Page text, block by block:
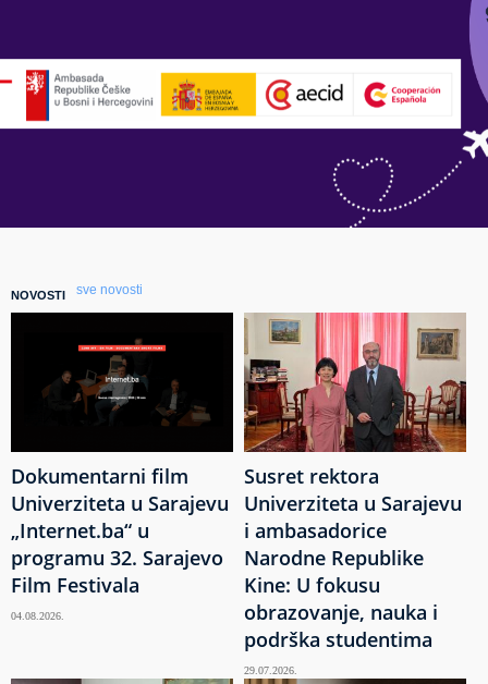
NOVOSTI sve novosti
Dokumentarni film
Univerziteta u Sarajevu
„Internet.ba“ u
programu 32. Sarajevo
Film Festivala
04.08.2026.
Susret rektora
Univerziteta u Sarajevu
i ambasadorice
Narodne Republike
Kine: U fokusu
obrazovanje, nauka i
podrška studentima
29.07.2026.